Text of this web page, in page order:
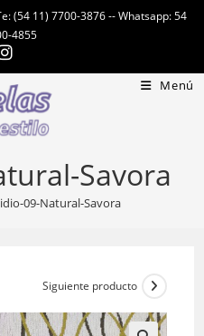
(54 11) 7700-3876 -- Whatsapp: 54
4855
Menú
Savora
09-Natural-Savora
Siguiente producto